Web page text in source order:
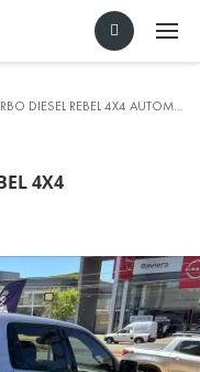
DIESEL REBEL 4X4 AUTOMÁTICO
4X4